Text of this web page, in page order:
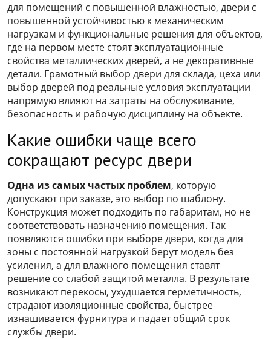
для помещений с повышенной влажностью, двери с
повышенной устойчивостью к механическим
нагрузкам и функциональные решения для объектов,
где на первом месте стоятэксплуатационные
свойства металлических дверей, а не декоративные
детали. Грамотный выбор двери для склада, цеха или
выбор дверей под реальные условия эксплуатации
напрямую влияют на затраты на обслуживание,
безопасность и рабочую дисциплину на объекте.
Какие ошибки чаще всего
сокращают ресурс двери
Одна из самых частых проблем, которую
допускают при заказе, это выбор по шаблону.
Конструкция может подходить по габаритам, но не
соответствовать назначению помещения. Так
появляются ошибки при выборе двери, когда для
зоны с постоянной нагрузкой берут модель без
усиления, а для влажного помещения ставят
решение со слабой защитой металла. В результате
возникают перекосы, ухудшается герметичность,
страдают изоляционные свойства, быстрее
изнашивается фурнитура и падает общий срок
службы двери.